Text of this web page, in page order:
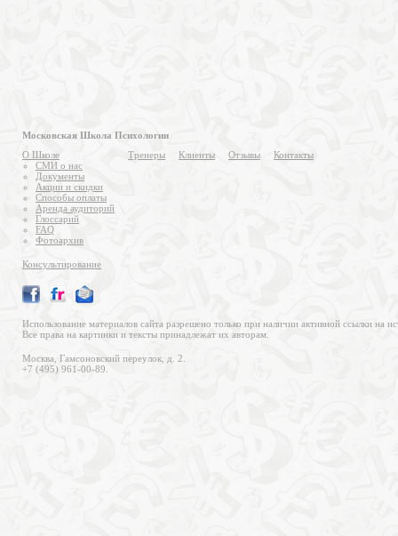
Московская Школа Психологии
О Школе
СМИ о нас
Документы
Акции и скидки
Способы оплаты
Аренда аудиторий
Глоссарий
FAQ
Фотоархив
Тренеры Клиенты Отзывы Контакты
Консультирование
Использование материалов сайта разрешено только при наличии активной ссылки на
Все права на картинки и тексты принадлежат их авторам.
Москва, Гамсоновский переулок, д. 2.
+7 (495) 961-00-89.